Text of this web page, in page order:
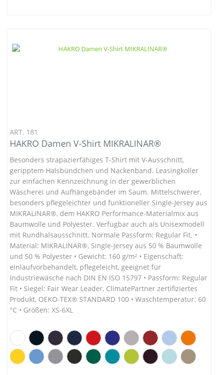
ART. 181
HAKRO Damen V-Shirt MIKRALINAR®
Besonders strapazierfähiges T-Shirt mit V-Ausschnitt,
geripptem Halsbündchen und Nackenband. Leasingkoller
zur einfachen Kennzeichnung in der gewerblichen
Wäscherei und Aufhängebänder im Saum. Mittelschwerer,
besonders pflegeleichter und funktioneller Single-Jersey aus
MIKRALINAR®, dem HAKRO Performance-Materialmix aus
Baumwolle und Polyester. Verfügbar auch als Unisexmodell
mit Rundhalsausschnitt. Normale Passform: Regular Fit. •
Material: MIKRALINAR®, Single-Jersey aus 50 % Baumwolle
und 50 % Polyester • Gewicht: 160 g/m² • Eigenschaft:
einlaufvorbehandelt, pflegeleicht, geeignet für
Industriewäsche nach DIN EN ISO 15797 • Passform: Regular
Fit • Siegel: Fair Wear Leader, ClimatePartner zertifiziertes
Produkt, OEKO-TEX® STANDARD 100 • Waschtemperatur: 60
°C • Größen: XS-6XL